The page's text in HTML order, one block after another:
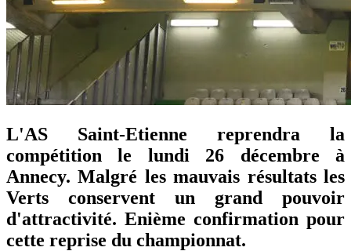
L'AS Saint-Etienne reprendra la
compétition le lundi 26 décembre à
Annecy. Malgré les mauvais résultats les
Verts conservent un grand pouvoir
d'attractivité. Enième confirmation pour
cette reprise du championnat.